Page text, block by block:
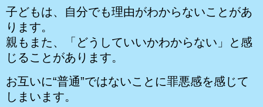
子どもは、自分でも理由がわからないことがあ
ります。
親もまた、「どうしていいかわからない」と感
じることがあります。
お互いに“普通”ではないことに罪悪感を感じて
しまいます。